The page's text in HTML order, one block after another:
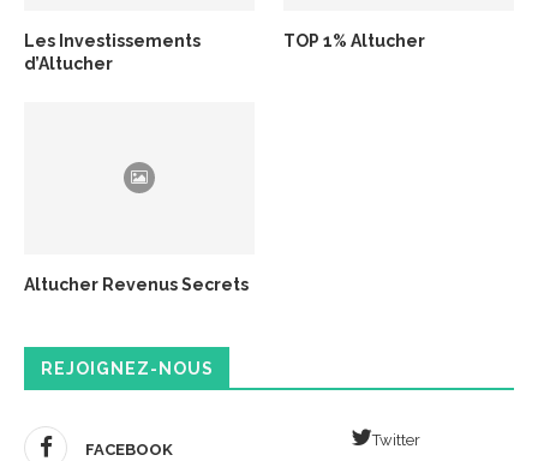
Les Investissements
d’Altucher
TOP 1% Altucher
Altucher Revenus Secrets
REJOIGNEZ-NOUS
FACEBOOK
Twitter